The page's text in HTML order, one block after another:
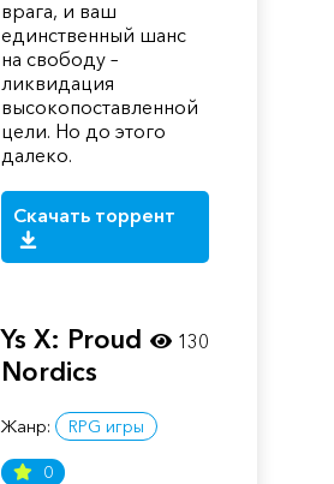
врага, и ваш
единственный шанс
на свободу –
ликвидация
высокопоставленной
цели. Но до этого
далеко.
Скачать торрент
Ys X: Proud
Nordics
Жанр: RPG игры
0
130